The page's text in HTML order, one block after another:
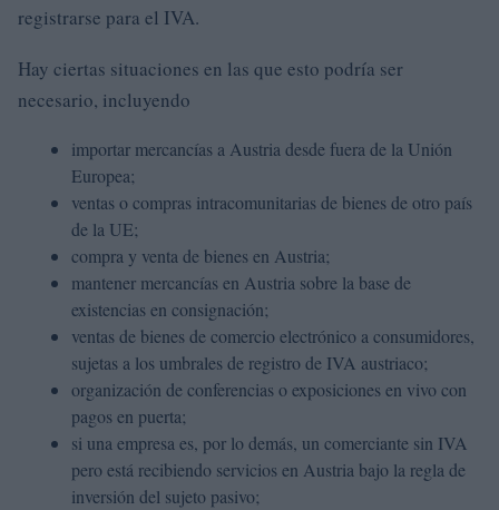
registrarse para el IVA.
Hay ciertas situaciones en las que esto podría ser
necesario, incluyendo
importar mercancías a Austria desde fuera de la Unión
Europea;
ventas o compras intracomunitarias de bienes de otro país
de la UE;
compra y venta de bienes en Austria;
mantener mercancías en Austria sobre la base de
existencias en consignación;
ventas de bienes de comercio electrónico a consumidores,
sujetas a los umbrales de registro de IVA austriaco;
organización de conferencias o exposiciones en vivo con
pagos en puerta;
si una empresa es, por lo demás, un comerciante sin IVA
pero está recibiendo servicios en Austria bajo la regla de
inversión del sujeto pasivo;